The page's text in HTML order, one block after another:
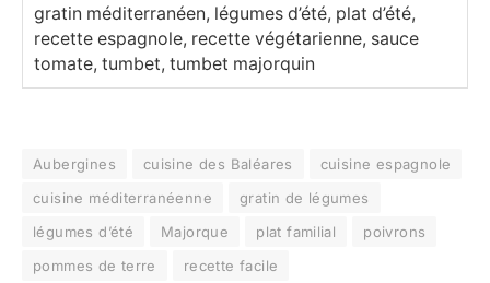
gratin méditerranéen, légumes d’été, plat d’été,
recette espagnole, recette végétarienne, sauce
tomate, tumbet, tumbet majorquin
Aubergines cuisine des Baléares
cuisine espagnole
cuisine méditerranéenne
gratin de légumes
légumes d’été
Majorque plat familial
poivrons
pommes de terre
recette facile